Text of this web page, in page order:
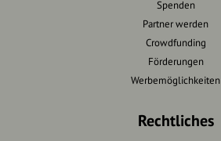
Spenden
Partner werden
Crowdfunding
Förderungen
Werbemöglichkeiten
Rechtliches